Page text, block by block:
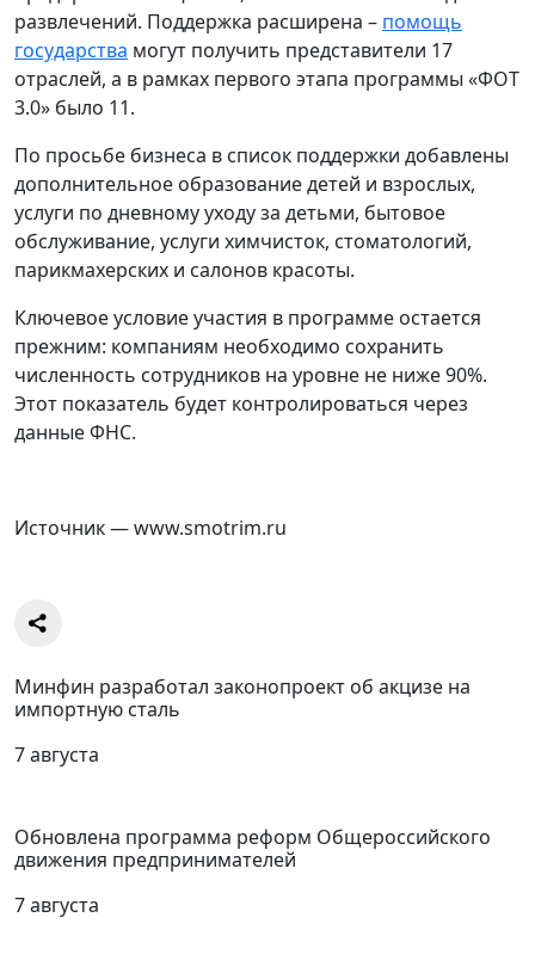
развлечений. Поддержка расширена – помощь
государства могут получить представители 17
отраслей, а в рамках первого этапа программы «ФОТ
3.0» было 11.
По просьбе бизнеса в список поддержки добавлены
дополнительное образование детей и взрослых,
услуги по дневному уходу за детьми, бытовое
обслуживание, услуги химчисток, стоматологий,
парикмахерских и салонов красоты.
Ключевое условие участия в программе остается
прежним: компаниям необходимо сохранить
численность сотрудников на уровне не ниже 90%.
Этот показатель будет контролироваться через
данные ФНС.
Источник — www.smotrim.ru
Минфин разработал законопроект об акцизе на
импортную сталь
7 августа
Обновлена программа реформ Общероссийского
движения предпринимателей
7 августа